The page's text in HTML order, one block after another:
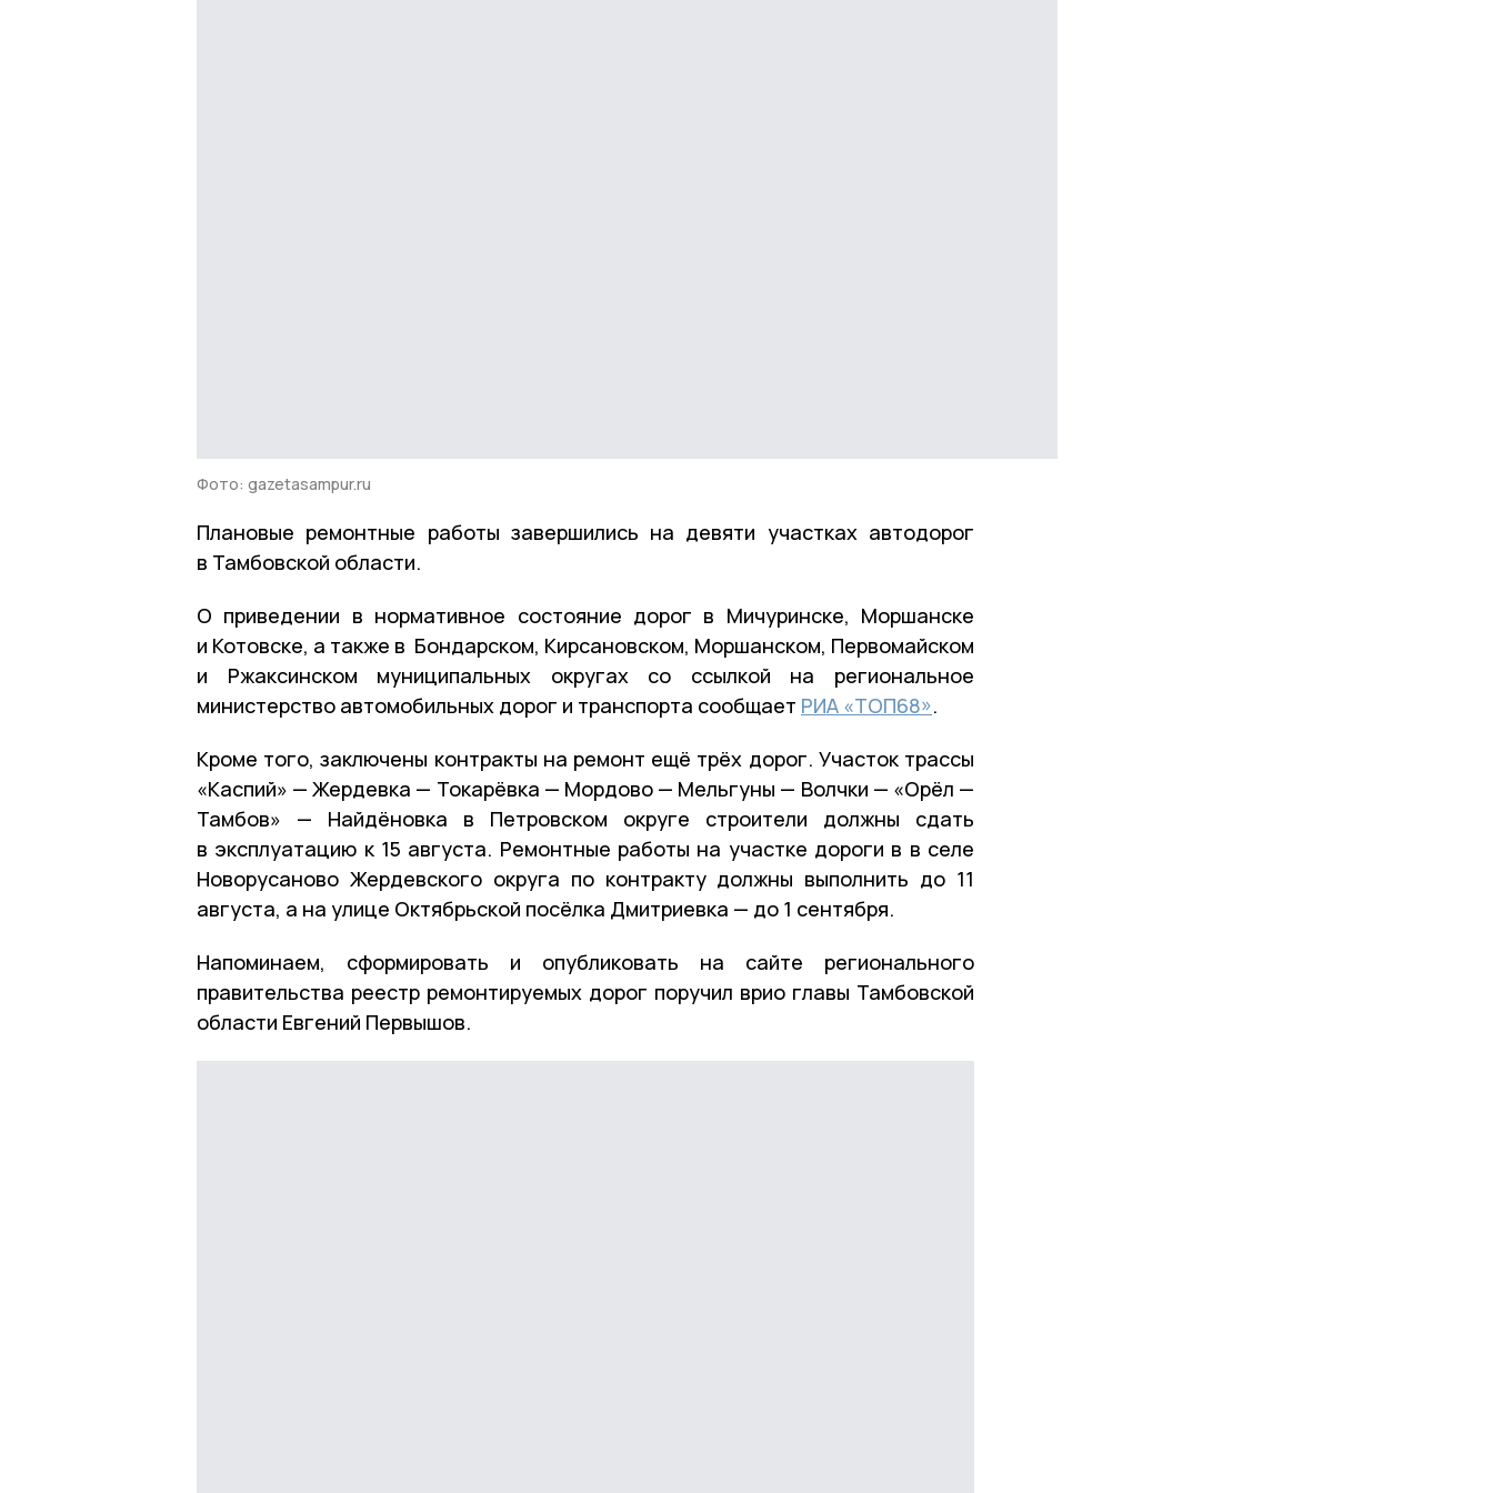
Фото: gazetasampur.ru
Плановые ремонтные работы завершились на девяти участках автодорог
в Тамбовской области.
О приведении в нормативное состояние дорог в Мичуринске, Моршанске
и Котовске, а также в Бондарском, Кирсановском, Моршанском, Первомайском
и Ржаксинском муниципальных округах со ссылкой на региональное
министерство автомобильных дорог и транспорта сообщает РИА «ТОП68».
Кроме того, заключены контракты на ремонт ещё трёх дорог. Участок трассы
«Каспий» — Жердевка — Токарёвка — Мордово — Мельгуны — Волчки — «Орёл —
Тамбов» — Найдёновка в Петровском округе строители должны сдать
в эксплуатацию к 15 августа. Ремонтные работы на участке дороги в в селе
Новорусаново Жердевского округа по контракту должны выполнить до 11
августа, а на улице Октябрьской посёлка Дмитриевка — до 1 сентября.
Напоминаем, сформировать и опубликовать на сайте регионального
правительства реестр ремонтируемых дорог поручил врио главы Тамбовской
области Евгений Первышов.